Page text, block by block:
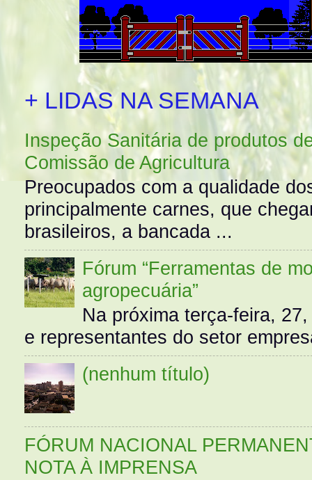
+ LIDAS NA SEMANA
Inspeção Sanitária de produtos
Comissão de Agricultura
Preocupados com a qualidade
principalmente carnes, que
brasileiros, a bancada ...
Fórum “Ferramentas de
agropecuária”
Na próxima terça-feira,
e representantes do setor
(nenhum título)
FÓRUM NACIONAL
NOTA À IMPRENSA